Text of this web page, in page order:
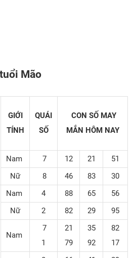
Mão
GIỚI
TÍNH
QUÁI
SỐ
CON SỐ MAY
MẮN HÔM NAY
Nam 7 12 21
51
Nữ
8 46 83 30
Nam 4 88 65
56
Nữ
2 82 29 95
Nam
7
1
21
79
35
92
82
17